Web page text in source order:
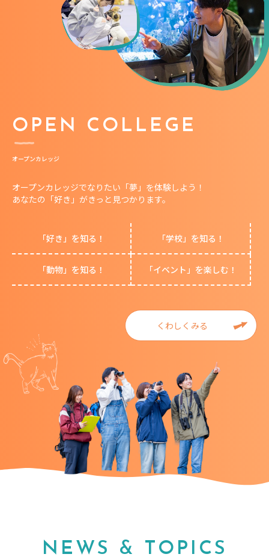
OPEN COLLEGE
オープンカレッジ
オープンカレッジでなりたい「夢」を体験しよう！
あなたの「好き」がきっと見つかります。
「好き」を知る！ 「学校」を知る！
「動物」を知る！ 「イベント」を楽しむ！
くわしくみる
NEWS & TOPICS